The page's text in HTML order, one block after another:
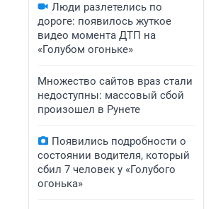
Люди разлетелись по
дороге: появилось жуткое
видео момента ДТП на
«Голубом огоньке»
Множество сайтов враз стали
недоступны: массовый сбой
произошел в Рунете
Появились подробности о
состоянии водителя, который
сбил 7 человек у «Голубого
огонька»